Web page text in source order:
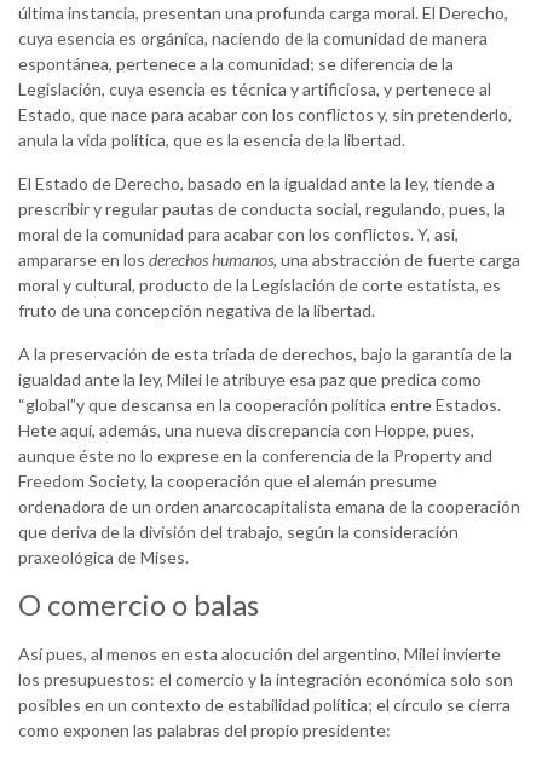
última instancia, presentan una profunda carga moral. El Derecho,
cuya esencia es orgánica, naciendo de la comunidad de manera
espontánea, pertenece a la comunidad; se diferencia de la
Legislación, cuya esencia es técnica y artificiosa, y pertenece al
Estado, que nace para acabar con los conflictos y, sin pretenderlo,
anula la vida política, que es la esencia de la libertad.
El Estado de Derecho, basado en la igualdad ante la ley, tiende a
prescribir y regular pautas de conducta social, regulando, pues, la
moral de la comunidad para acabar con los conflictos. Y, así,
ampararse en los derechos humanos, una abstracción de fuerte carga
moral y cultural, producto de la Legislación de corte estatista, es
fruto de una concepción negativa de la libertad.
A la preservación de esta tríada de derechos, bajo la garantía de la
igualdad ante la ley, Milei le atribuye esa paz que predica como
“global”y que descansa en la cooperación política entre Estados.
Hete aquí, además, una nueva discrepancia con Hoppe, pues,
aunque éste no lo exprese en la conferencia de la Property and
Freedom Society, la cooperación que el alemán presume
ordenadora de un orden anarcocapitalista emana de la cooperación
que deriva de la división del trabajo, según la consideración
praxeológica de Mises.
O comercio o balas
Así pues, al menos en esta alocución del argentino, Milei invierte
los presupuestos: el comercio y la integración económica solo son
posibles en un contexto de estabilidad política; el círculo se cierra
como exponen las palabras del propio presidente: